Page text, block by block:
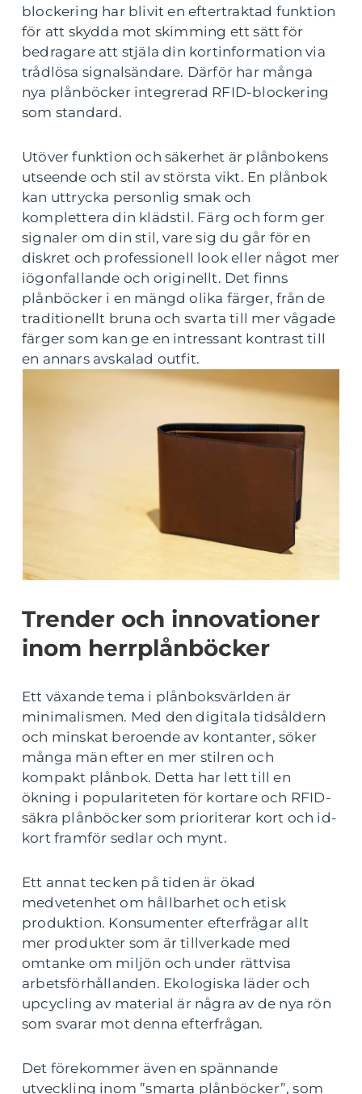
blockering har blivit en eftertraktad funktion
för att skydda mot skimming ett sätt för
bedragare att stjäla din kortinformation via
trådlösa signalsändare. Därför har många
nya plånböcker integrerad RFID-blockering
som standard.
Utöver funktion och säkerhet är plånbokens
utseende och stil av största vikt. En plånbok
kan uttrycka personlig smak och
komplettera din klädstil. Färg och form ger
signaler om din stil, vare sig du går för en
diskret och professionell look eller något mer
iögonfallande och originellt. Det finns
plånböcker i en mängd olika färger, från de
traditionellt bruna och svarta till mer vågade
färger som kan ge en intressant kontrast till
en annars avskalad outfit.
Trender och innovationer
inom herrplånböcker
Ett växande tema i plånboksvärlden är
minimalismen. Med den digitala tidsåldern
och minskat beroende av kontanter, söker
många män efter en mer stilren och
kompakt plånbok. Detta har lett till en
ökning i populariteten för kortare och RFID-
säkra plånböcker som prioriterar kort och id-
kort framför sedlar och mynt.
Ett annat tecken på tiden är ökad
medvetenhet om hållbarhet och etisk
produktion. Konsumenter efterfrågar allt
mer produkter som är tillverkade med
omtanke om miljön och under rättvisa
arbetsförhållanden. Ekologiska läder och
upcycling av material är några av de nya rön
som svarar mot denna efterfrågan.
Det förekommer även en spännande
utveckling inom ”smarta plånböcker”, som